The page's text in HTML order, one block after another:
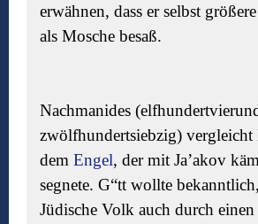
erwähnen, dass er selbst
als Mosche besaß.
Nachmanides
zwölfhundertsiebzig) vergleicht
dem Engel, der mit Ja’akov
segnete. G“tt wollte
Jüdische Volk auch durch